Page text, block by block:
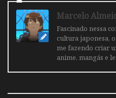
Marcelo
Fascinado nessa
cultura japonesa,
me fazendo criar
anime, mangás e